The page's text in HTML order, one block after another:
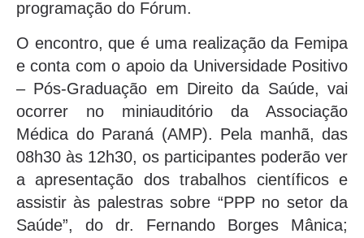
programação do Fórum.
O encontro, que é uma realização da Femipa
e conta com o apoio da Universidade Positivo
– Pós-Graduação em Direito da Saúde, vai
ocorrer no miniauditório da Associação
Médica do Paraná (AMP). Pela manhã, das
08h30 às 12h30, os participantes poderão ver
a apresentação dos trabalhos científicos e
assistir às palestras sobre “PPP no setor da
Saúde”, do dr. Fernando Borges Mânica;